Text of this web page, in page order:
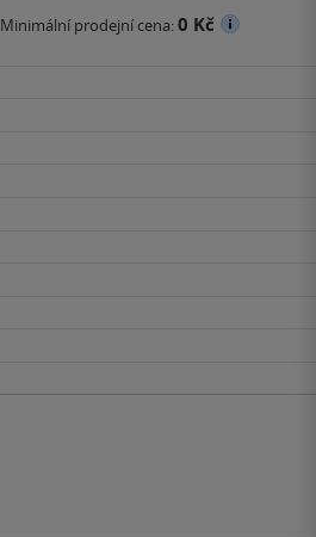
Minimální prodejní cena:0 Kč